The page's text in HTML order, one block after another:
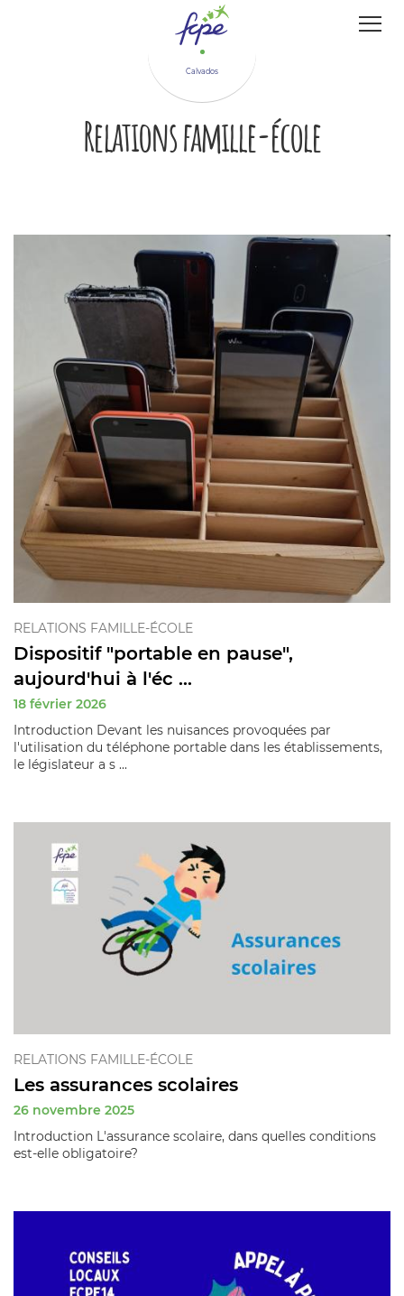
Calvados
Relations famille-école
RELATIONS FAMILLE-ÉCOLE
Dispositif "portable en pause",
aujourd'hui à l'éc ...
18 février 2026
Introduction Devant les nuisances provoquées par
l'utilisation du téléphone portable dans les établissements,
le législateur a s ...
RELATIONS FAMILLE-ÉCOLE
Les assurances scolaires
26 novembre 2025
Introduction L'assurance scolaire, dans quelles conditions
est-elle obligatoire?